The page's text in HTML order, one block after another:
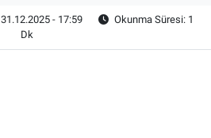
31.12.2025 - 17:59
Okunma Süresi: 1
Dk